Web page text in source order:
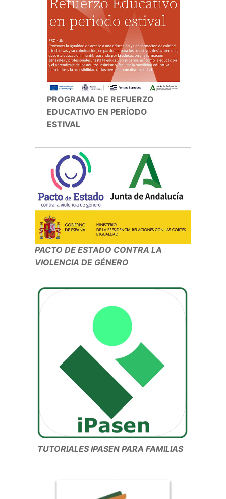
PROGRAMA DE REFUERZO
EDUCATIVO EN PERÍODO
ESTIVAL
PACTO DE ESTADO CONTRA LA
VIOLENCIA DE GÉNERO
TUTORIALES IPASEN PARA FAMILIAS